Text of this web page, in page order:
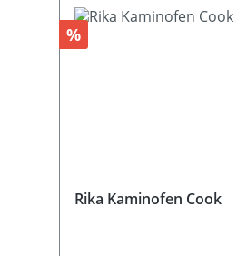
Rabatt
%
Rika Kaminofen Cook